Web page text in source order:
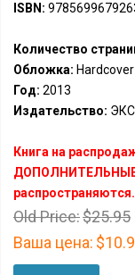
ISBN:
Количество
Обложка: Hardcover
Год: 2013
Издательство:
Книга на
ДОПОЛНИТЕЛЬНЫЕ
распространяются.
Old Price:$25.95
Ваша цена: